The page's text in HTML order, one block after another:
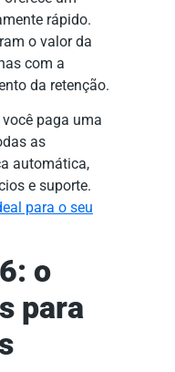
rápido.
o valor da
com a
da retenção.
paga uma
as
automática,
e suporte.
para o seu
o
para